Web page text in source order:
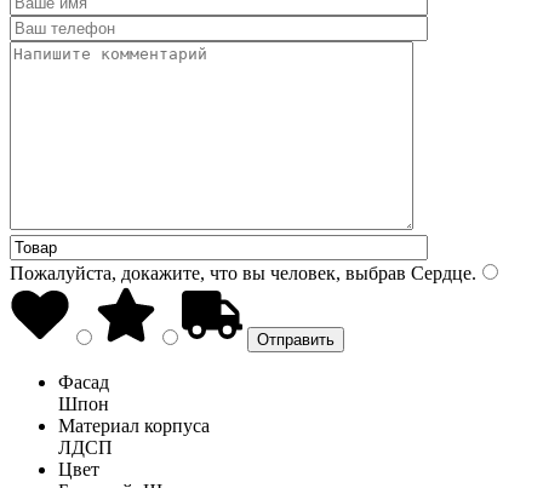
Пожалуйста, докажите, что вы человек, выбрав Сердце.
Фасад
Шпон
Материал корпуса
ЛДСП
Цвет